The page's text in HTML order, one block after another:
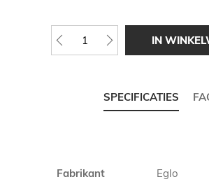
IN
SPECIFICATIES
Meer
Fabrikant
Eglo